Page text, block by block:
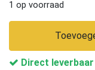
1 op voorraad
Direct leverbaar